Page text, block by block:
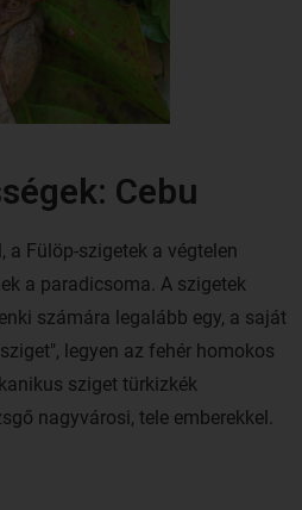
Cebu
Fülöp-szigetek a végtelen
a paradicsoma. A szigetek
számára legalább egy, a saját
legyen az fehér homokos
sziget türkizkék
nagyvárosi, tele emberekkel.
egyik legfejlettebb tartománya.